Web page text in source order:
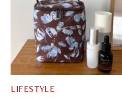
LIFESTYLE